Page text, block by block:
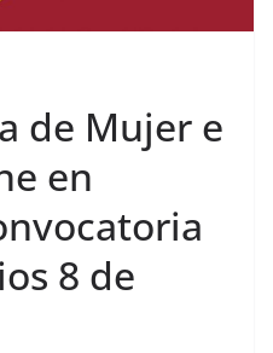
de Mujer e
en
8 de